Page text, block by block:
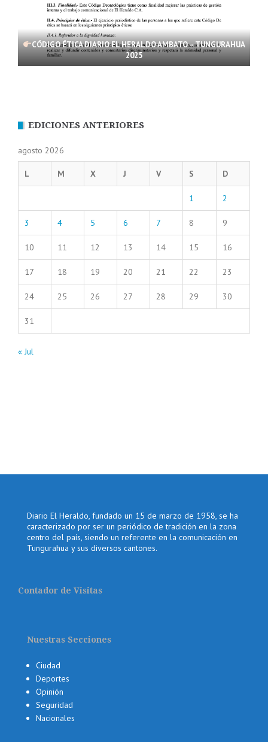
CÓDIGO ÉTICA DIARIO EL HERALDO AMBATO – TUNGURAHUA
2025
EDICIONES ANTERIORES
agosto 2026
L M X J V S D
1 2
3 4 5 6 7 8 9
10 11 12 13 14 15 16
17 18 19 20 21 22 23
24 25 26 27 28 29 30
31
« Jul
Diario El Heraldo, fundado un 15 de marzo de 1958, se ha
caracterizado por ser un periódico de tradición en la zona
centro del país, siendo un referente en la comunicación en
Tungurahua y sus diversos cantones.
Contador de Visitas
Nuestras Secciones
Ciudad
Deportes
Opinión
Seguridad
Nacionales